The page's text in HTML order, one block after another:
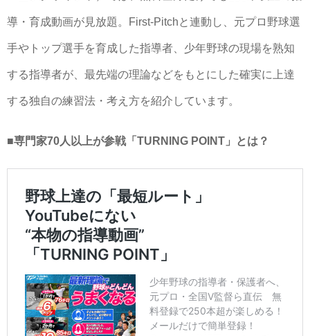
導・育成動画が見放題。First-Pitchと連動し、元プロ野球選
手やトップ選手を育成した指導者、少年野球の現場を熟知
する指導者が、最先端の理論などをもとにした確実に上達
する独自の練習法・考え方を紹介しています。
■専門家70人以上が参戦「TURNING POINT」とは？